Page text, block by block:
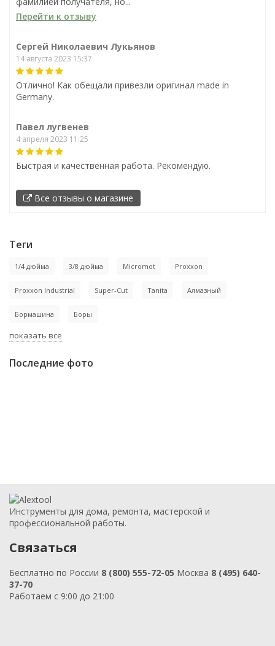
Перейти к отзыву
Сергей Николаевич Лукьянов
14 августа 2023 15:37
Отлично! Как обещали привезли оригинал made in
Germany.
Павел лугвенев
4 апреля 2023 11:25
Быстрая и качественная работа. Рекомендую.
Все отзывы о магазине
Теги
1/4 дюйма 3/8 дюйма Micromot Proxxon
Proxxon Industrial Super-Cut Tanita Алмазный
Бормашина Боры
показать все
Последние фото
Инструменты для дома, ремонта, мастерской и
профессиональной работы.
Связаться
Бесплатно по России 8 (800) 555-72-05 Москва 8 (495) 640-
37-70
Работаем с 9:00 до 21:00